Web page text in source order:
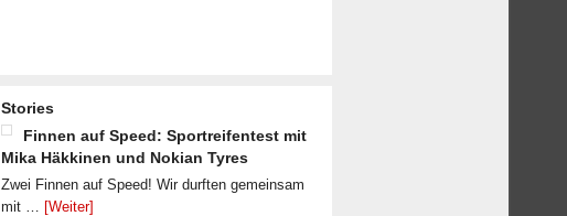
Stories
Finnen auf Speed: Sportreifentest mit
Mika Häkkinen und Nokian Tyres
Zwei Finnen auf Speed! Wir durften gemeinsam
mit … [Weiter]